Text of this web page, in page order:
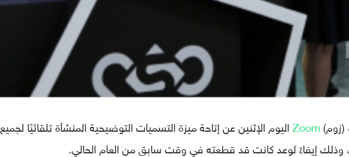
(زوم)Zoom اليوم الإثنين عن إتاحة ميزة التسميات التوضيحية المنشأة تلقائيًا لجميع
وذلك إيفاءً لوعد كانت قد قطعته في وقت سابق من العام الحالي.